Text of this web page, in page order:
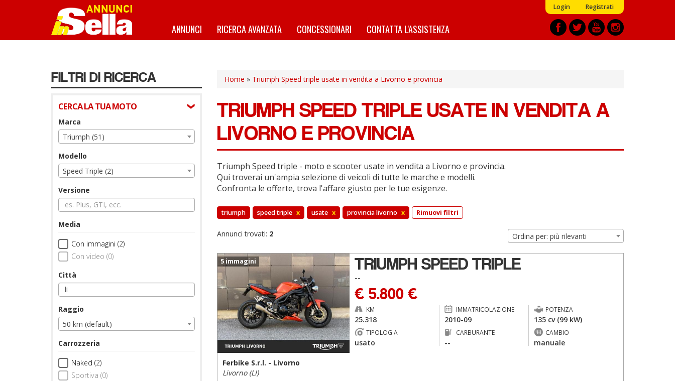
Login Registrati
ANNUNCI RICERCA AVANZATA CONCESSIONARI CONTATTA L'ASSISTENZA
FILTRI DI RICERCA
CERCA LA TUA MOTO
Marca
Triumph (51)
Modello
Speed Triple (2)
Versione
Media
Con immagini (2)
Con video (0)
Città
Raggio
50 km (default)
Carrozzeria
Naked (2)
Sportiva (0)
Home » Triumph Speed triple usate in vendita a Livorno e provincia
TRIUMPH SPEED TRIPLE USATE IN VENDITA A
LIVORNO E PROVINCIA
Triumph Speed triple - moto e scooter usate in vendita a Livorno e provincia.
Qui troverai un'ampia selezione di veicoli di tutte le marche e modelli.
Confronta le offerte, trova l'affare giusto per le tue esigenze.
triumph speed triple x usate x provincia livorno x Rimuovi filtri
Annunci trovati: 2 Ordina per: più rilevanti
5 immagini TRIUMPH SPEED TRIPLE
--
€ 5.800 €
KM
25.318
IMMATRICOLAZIONE
2010-09
POTENZA
135 cv (99 kW)
TIPOLOGIA
usato
CARBURANTE
--
CAMBIO
manuale
Ferbike S.r.l. - Livorno
Livorno (LI)